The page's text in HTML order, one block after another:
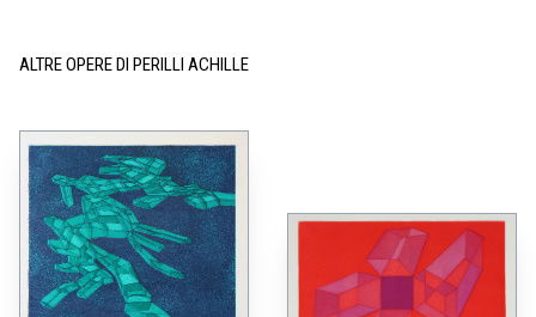
ALTRE OPERE DI PERILLI ACHILLE